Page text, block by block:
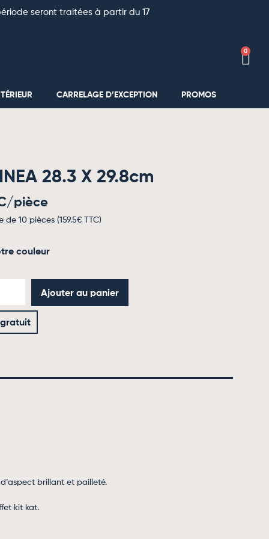
0
CARRELAGE D’EXCEPTION PROMOS
28.3 X 29.8cm
pièce
de 10 pièces (159.5€ TTC)
couleur
Ajouter au panier
brillant et pailleté.
kit kat.
seront traitées à partir du 17